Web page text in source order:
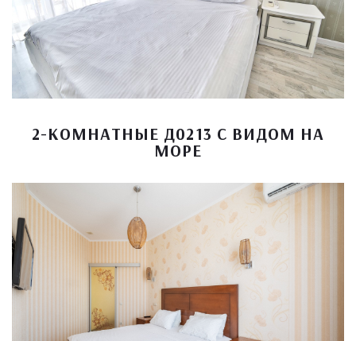
2-КОМНАТНЫЕ Д0213 С ВИДОМ НА
МОРЕ